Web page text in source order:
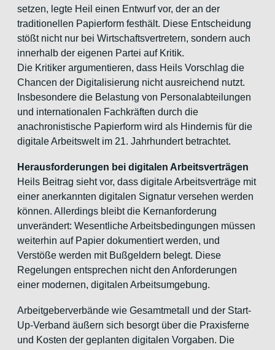
setzen, legte Heil einen Entwurf vor, der an der
traditionellen Papierform festhält. Diese Entscheidung
stößt nicht nur bei Wirtschaftsvertretern, sondern auch
innerhalb der eigenen Partei auf Kritik.
Die Kritiker argumentieren, dass Heils Vorschlag die
Chancen der Digitalisierung nicht ausreichend nutzt.
Insbesondere die Belastung von Personalabteilungen
und internationalen Fachkräften durch die
anachronistische Papierform wird als Hindernis für die
digitale Arbeitswelt im 21. Jahrhundert betrachtet.
Herausforderungen bei digitalen Arbeitsverträgen
Heils Beitrag sieht vor, dass digitale Arbeitsverträge mit
einer anerkannten digitalen Signatur versehen werden
können. Allerdings bleibt die Kernanforderung
unverändert: Wesentliche Arbeitsbedingungen müssen
weiterhin auf Papier dokumentiert werden, und
Verstöße werden mit Bußgeldern belegt. Diese
Regelungen entsprechen nicht den Anforderungen
einer modernen, digitalen Arbeitsumgebung.
Arbeitgeberverbände wie Gesamtmetall und der Start-
Up-Verband äußern sich besorgt über die Praxisferne
und Kosten der geplanten digitalen Vorgaben. Die